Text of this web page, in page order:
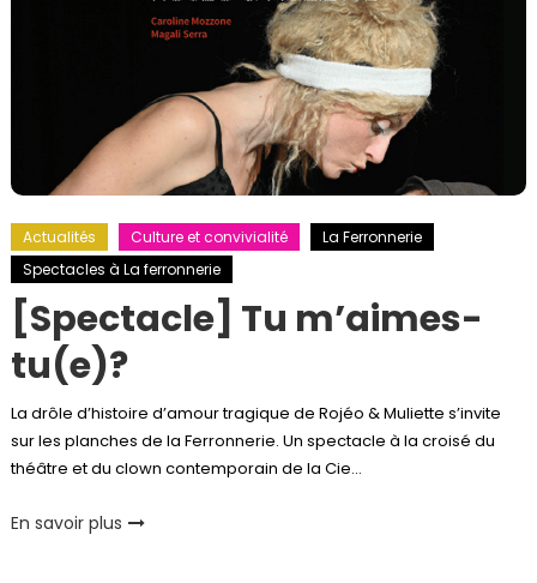
Actualités Culture et convivialité
La Ferronnerie
Spectacles à La ferronnerie
[Spectacle] Tu m’aimes-
tu(e)?
La drôle d’histoire d’amour tragique de Rojéo & Muliette s’invite
sur les planches de la Ferronnerie. Un spectacle à la croisé du
théâtre et du clown contemporain de la Cie…
En savoir plus